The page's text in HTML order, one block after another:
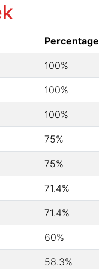
Percentage
100%
100%
100%
75%
75%
71.4%
71.4%
60%
58.3%